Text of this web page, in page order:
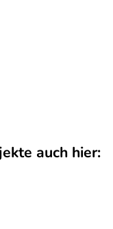
auch hier: